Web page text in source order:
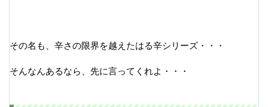
その名も、辛さの限界を越えたはる辛シリーズ・・・
そんなんあるなら、先に言ってくれよ・・・